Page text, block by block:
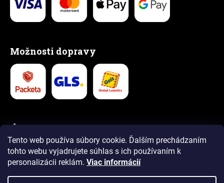
Tento web používa súbory cookie. Ďalším prechádzaním
tohto webu vyjadrujete súhlas s ich používaním k
personalizácii reklám. Viac informácií
Možnosti dopravy
👍 Vyše 1,5 milióna spokojných zákazníkov
Recenzie
4,9 5,0